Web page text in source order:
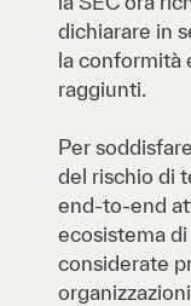
dichiarare in
la conformità
raggiunti.
Per
del rischio di
end-to-end
ecosistema
considerate